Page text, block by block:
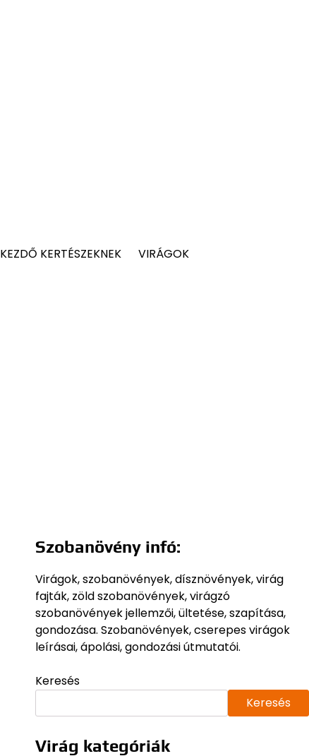
KEZDŐ KERTÉSZEKNEK
VIRÁGOK
Szobanövény infó:
Virágok, szobanövények, dísznövények, virág
fajták, zöld szobanövények, virágzó
szobanövények jellemzői, ültetése, szapítása,
gondozása. Szobanövények, cserepes virágok
leírásai, ápolási, gondozási útmutatói.
Keresés
Keresés
Virág kategóriák